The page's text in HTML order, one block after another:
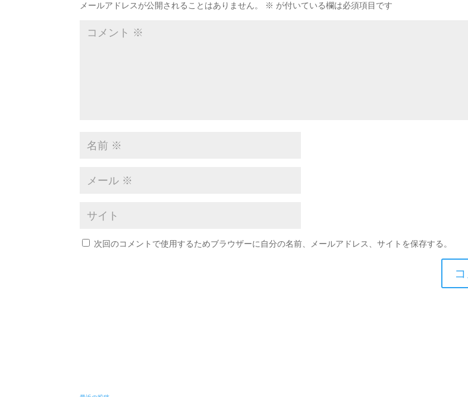
メールアドレスが公開されることはありません。 ※ が付いている欄は必須項目です
次回のコメントで使用するためブラウザーに自分の名前、メールアドレス、サイトを保存する。